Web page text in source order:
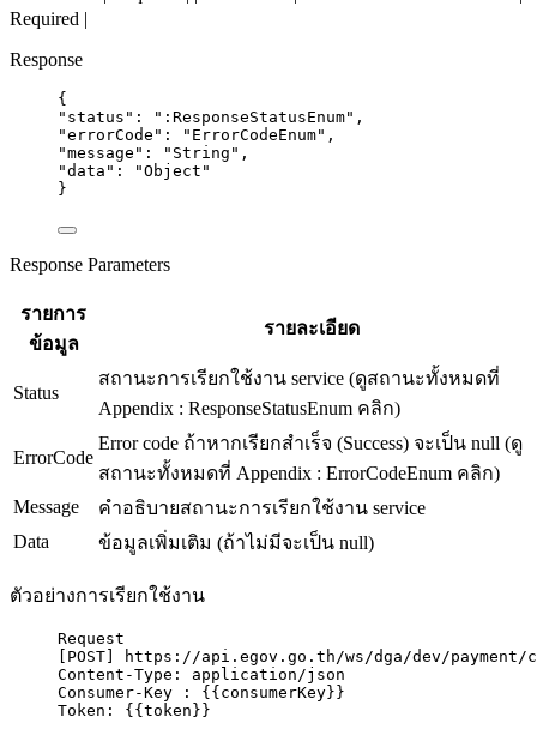
Required |
Response
{
"status" : " :ResponseStatusEnum" ,
"errorCode" : " ErrorCodeEnum" ,
"message" : " String " ,
"data" : "Object "
}
Response Parameters
รายการ
ข้อมูล
รายละเอียด
Status
สถานะการเรียกใช้งาน service (ดูสถานะทั้งหมดที่
Appendix : ResponseStatusEnum คลิก)
ErrorCode
Error code ถ้าหากเรียกสำเร็จ (Success) จะเป็น null (ดู
สถานะทั้งหมดที่ Appendix : ErrorCodeEnum คลิก)
Message
คำอธิบายสถานะการเรียกใช้งาน service
Data
ข้อมูลเพิ่มเติม (ถ้าไม่มีจะเป็น null)
ตัวอย่างการเรียกใช้งาน
Request
[ POST] https: //api.egov.go.th/ws/dga/dev/payment/
Content-Type: application/json
Consumer-Key : {{consumerKey}}
Token: {{token}}